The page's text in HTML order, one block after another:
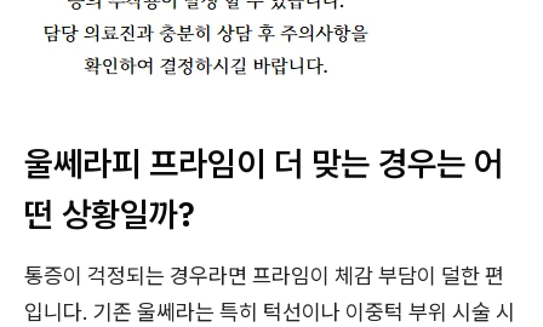
울쎄라피 프라임이 더 맞는 경우는 어
떤 상황일까?
통증이 걱정되는 경우라면 프라임이 체감 부담이 덜한 편
입니다. 기존 울쎄라는 특히 턱선이나 이중턱 부위 시술 시